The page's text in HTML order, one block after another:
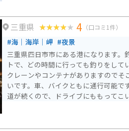
三重県 4 （口コミ1件）
#海｜海岸｜岬 #夜景
三重県四日市市にある港になります。
トで、どの時間に行っても釣りをして
クレーンやコンテナがありますのでそ
いです。車、バイクともに通行可能で
道が続くので、ドライブにももってこ